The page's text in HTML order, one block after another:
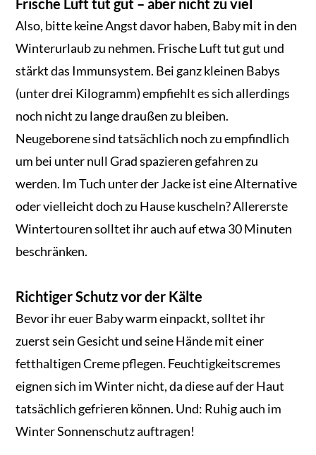
Also, bitte keine Angst davor haben, Baby mit in den
Winterurlaub zu nehmen. Frische Luft tut gut und
stärkt das Immunsystem. Bei ganz kleinen Babys
(unter drei Kilogramm) empfiehlt es sich allerdings
noch nicht zu lange draußen zu bleiben.
Neugeborene sind tatsächlich noch zu empfindlich
um bei unter null Grad spazieren gefahren zu
werden. Im Tuch unter der Jacke ist eine Alternative
oder vielleicht doch zu Hause kuscheln? Allererste
Wintertouren solltet ihr auch auf etwa 30 Minuten
beschränken.
Richtiger Schutz vor der Kälte
Bevor ihr euer Baby warm einpackt, solltet ihr
zuerst sein Gesicht und seine Hände mit einer
fetthaltigen Creme pflegen. Feuchtigkeitscremes
eignen sich im Winter nicht, da diese auf der Haut
tatsächlich gefrieren können. Und: Ruhig auch im
Winter Sonnenschutz auftragen!